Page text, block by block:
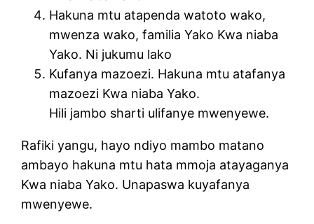
Hakuna mtu atapenda watoto wako,
mwenza wako, familia Yako Kwa niaba
Yako. Ni jukumu lako
Kufanya mazoezi. Hakuna mtu atafanya
mazoezi Kwa niaba Yako.
Hili jambo sharti ulifanye mwenyewe.
Rafiki yangu, hayo ndiyo mambo matano
ambayo hakuna mtu hata mmoja atayaganya
Kwa niaba Yako. Unapaswa kuyafanya
mwenyewe.